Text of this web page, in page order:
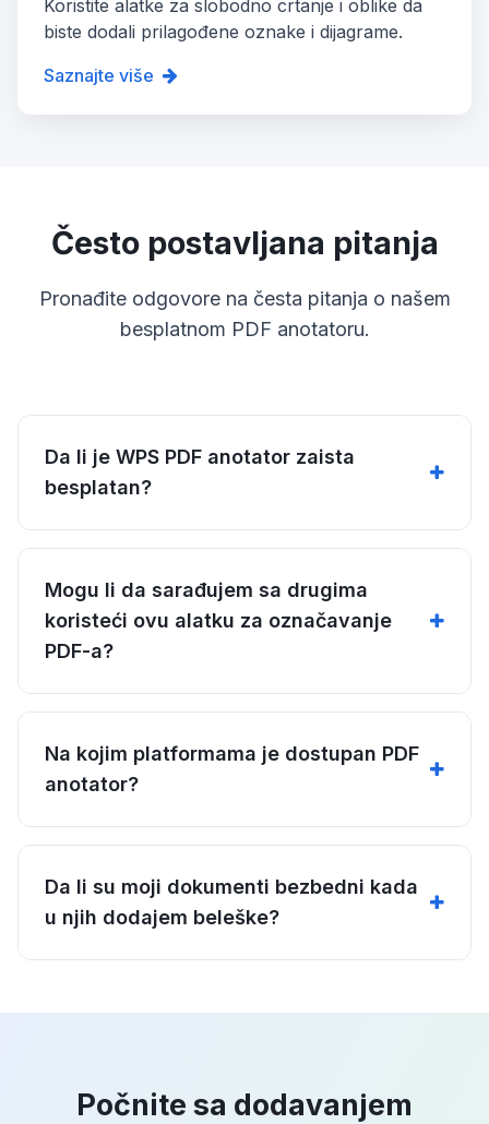
Koristite alatke za slobodno crtanje i oblike da
biste dodali prilagođene oznake i dijagrame.
Saznajte više
Često postavljana pitanja
Pronađite odgovore na česta pitanja o našem
besplatnom PDF anotatoru.
Da li je WPS PDF anotator zaista
besplatan?
Mogu li da sarađujem sa drugima
koristeći ovu alatku za označavanje
PDF-a?
Na kojim platformama je dostupan PDF
anotator?
Da li su moji dokumenti bezbedni kada
u njih dodajem beleške?
Počnite sa dodavanjem